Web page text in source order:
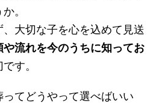
。
大切な子を心を込めて見送
や流れを今のうちに知ってお
す。
てどうやって選べばいい